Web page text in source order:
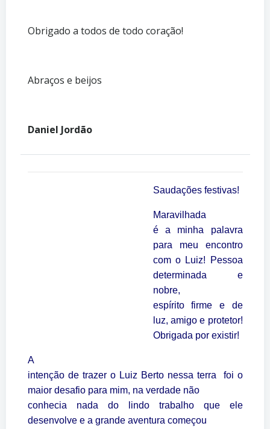
Obrigado a todos de todo coração!
Abraços e beijos
Daniel Jordão
Saudações festivas!
Maravilhada
é a minha palavra
para meu encontro
com o Luiz! Pessoa
determinada e
nobre,
espírito firme e de
luz, amigo e protetor!
Obrigada por existir!
A
intenção de trazer o Luiz Berto nessa terra foi o
maior desafio para mim, na verdade não
conhecia nada do lindo trabalho que ele
desenvolve e a grande aventura começou